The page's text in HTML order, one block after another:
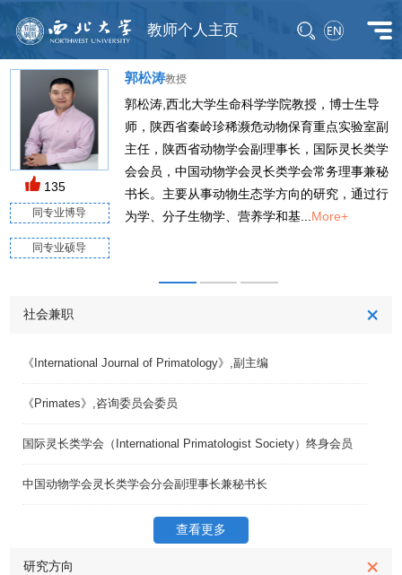
教师个人主页
135
同专业博导
同专业硕导
郭松涛教授
郭松涛,西北大学生命科学学院教授，博士生导
师，陕西省秦岭珍稀濒危动物保育重点实验室副
主任，陕西省动物学会副理事长，国际灵长类学
会会员，中国动物学会灵长类学会常务理事兼秘
书长。主要从事动物生态学方向的研究，通过行
为学、分子生物学、营养学和基... More+
社会兼职
《International Journal of Primatology》,副主编
《Primates》,咨询委员会委员
国际灵长类学会（International Primatologist Society）终身会员
中国动物学会灵长类学会分会副理事长兼秘书长
查看更多
研究方向